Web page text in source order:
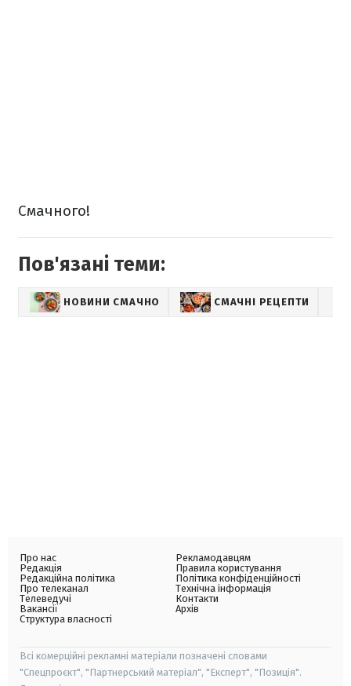
Смачного!
Пов'язані теми:
НОВИНИ СМАЧНО СМАЧНІ РЕЦЕПТИ
Про нас
Редакція
Редакційна політика
Про телеканал
Телеведучі
Вакансії
Структура власності
Рекламодавцям
Правила користування
Політика конфіденційності
Технічна інформація
Контакти
Архів
Всі комерційні рекламні матеріали позначені словами
"Спецпроєкт", "Партнерський матеріал", "Експерт", "Позиція".